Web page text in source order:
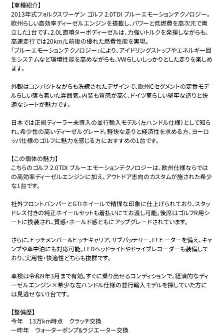
【車種紹介】
2013年式フォルクスワーゲン ゴルフ 2.0TDI ブルーエモーションテクノロジー。
欧州らしい高効率ディーゼルエンジンを搭載し、パワーと低燃費を高次元で両
立した1台です。2.0L直噴ターボディーゼルは、力強いトルクを発揮しながらも、
高速走行では20km/L前後の優れた燃費性能を実現。
「ブルーエモーションテクノロジー」により、アイドリングストップやエネルギー回
生システムなど環境性能を高めながらも、VWらしいしっかりとした走りを楽しめ
ます。
外観はコンパクトながらも洗練されたデザインで、欧州Cセグメントの定番モデ
ルらしい落ち着いた雰囲気。内装も質感が高く、ドイツ車らしい堅牢な造りと快
適なシートが魅力です。
日本では正規ディーラー未導入の並行輸入モデル（左ハンドル仕様）として知ら
れ、希少性の高いディーゼルグレード。軽快な走りと経済性を求める方、ヨーロ
ッパ仕様のゴルフに魅力を感じる方におすすめの1台です。
【この個体の魅力】
こちらのゴルフ 2.0TDI ブルーエモーションテクノロジーは、欧州仕様ならでは
の高効率ディーゼルエンジンに加え、アウトドア志向のカスタムが施された希少
な1台です。
社外フロントバンパーとGTIホイールで精悍な印象に仕上げられており、スタッ
ドレス付きの純正ホイールセットも着払いにてお渡し可能。後席はゴルフR用シ
ートに換装され、質感・ホールド感ともにアップグレードされています。
さらに、ヒッチメンバー＆ヒッチキャリア、サブバッテリー、FFヒーターを備え、キャ
ンプや車中泊にも対応可能。LEDヘッドライトやドライブレコーダーも装備して
おり、実用性・快適性どちらも抜群です。
車検は令和9年3月まで有効。すぐに乗り出せるコンディションで、経済的なディ
ーゼルエンジン×希少な左ハンドル仕様の並行輸入モデルを探していた方に
は見逃せない1台です。
【整備歴】
今年　13万km時点　クラッチ交換
一昨年　ウォーターポンプ&ラジエーター交換